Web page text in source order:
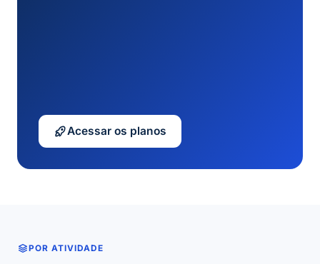
Acessar os planos
POR ATIVIDADE